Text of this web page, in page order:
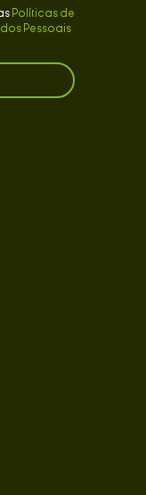
Políticas de
Pessoais